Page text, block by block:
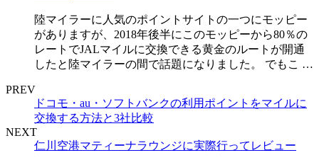
陸マイラーに人気のポイントサイトの一つにモッピー
がありますが、2018年後半にこのモッピーから80％の
レートでJALマイルに交換できる黄金のルートが開通
したと陸マイラーの間で話題になりました。 でもこ …
PREV
ドコモ・au・ソフトバンクの利用ポイントをマイルに
交換する方法と3社比較
NEXT
仁川空港マティーナラウンジに実際行ってレビュー